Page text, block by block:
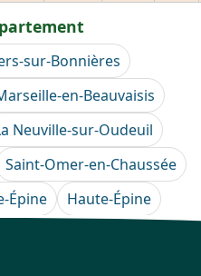
sur-Bonnières
en-Beauvaisis
Neuville-sur-Oudeuil
Saint-Omer-en-Chaussée
Épine Haute-Épine